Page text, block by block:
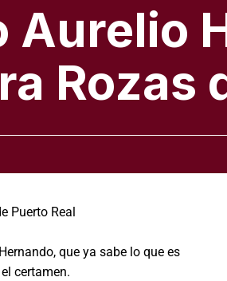
Aurelio
Rozas
que ya sabe lo que es
certamen.